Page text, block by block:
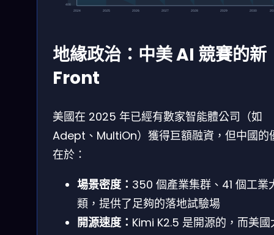
2024 2025 2026 2027 2028 2029 2030
400
地緣政治：中美 AI 競賽的新
Front
美國在 2025 年已經有數家智能體公司（如
Adept、MultiOn）獲得巨額融資，但中國的
在於：
場景密度： 350 個產業集群、41 個工業
類，提供了足夠的落地試驗場
開源速度： Kimi K2.5 是開源的，而美國